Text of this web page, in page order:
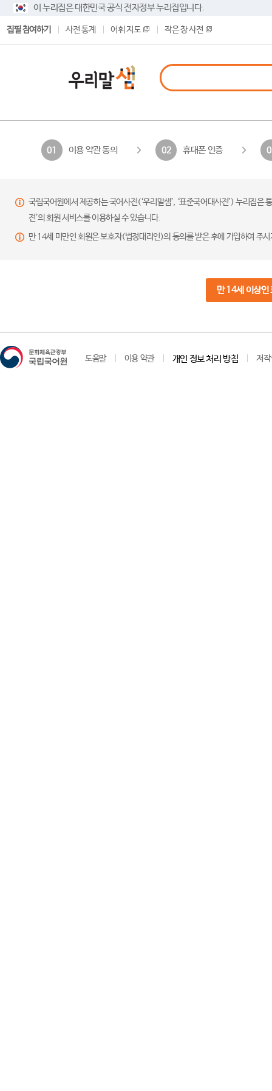
이 누리집은 대한민국 공식 전자정부 누리집입니다.
집필 참여하기 사전 통계 어휘 지도 작은 창 사전
01 이용 약관 동의 02 휴대폰 인증
국립국어원에서 제공하는 국어사전(‘우리말샘’, ‘표준국어대사전’) 누리집
전’의 회원 서비스를 이용하실 수 있습니다.
만 14세 미만인 회원은 보호자(법정대리인)의 동의를 받은 후에 가입하여 주
만 14세 이상인
도움말 이용 약관 개인 정보 처리 방침 저